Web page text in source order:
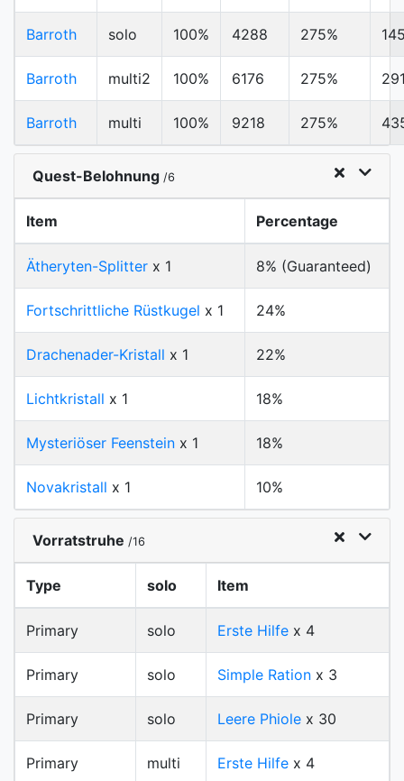
Barroth solo 100% 4288 275%
Barroth multi2 100% 6176 275%
Barroth multi 100% 9218 275%
Quest-Belohnung /6
Item Percentage
Ätheryten-Splitter x 1 8% (Guaranteed)
Fortschrittliche Rüstkugel x 1 24%
Drachenader-Kristall x 1 22%
Lichtkristall x 1 18%
Mysteriöser Feenstein x 1 18%
Novakristall x 1 10%
Vorratstruhe /16
Type solo Item
Primary solo Erste Hilfe x 4
Primary solo Simple Ration x 3
Primary solo Leere Phiole x 30
Primary multi Erste Hilfe x 4